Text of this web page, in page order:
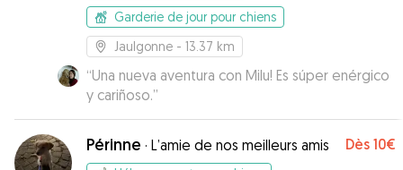
Garderie de jour pour chiens
Jaulgonne - 13.37 km
“Una nueva aventura con Milu! Es súper enérgico
y cariñoso.”
Périnne · L’amie de nos meilleurs amis Dès 10€